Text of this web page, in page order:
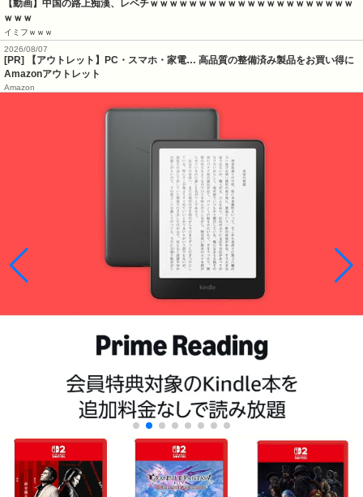
【動画】中国の路上痴漢、レベチｗｗｗｗｗｗｗｗｗｗｗｗｗｗｗｗｗｗｗｗｗ
ｗｗｗ
イミフｗｗｗ
2026/08/07
[PR] 【アウトレット】PC・スマホ・家電… 高品質の整備済み製品をお買い得に
Amazonアウトレット
Amazon